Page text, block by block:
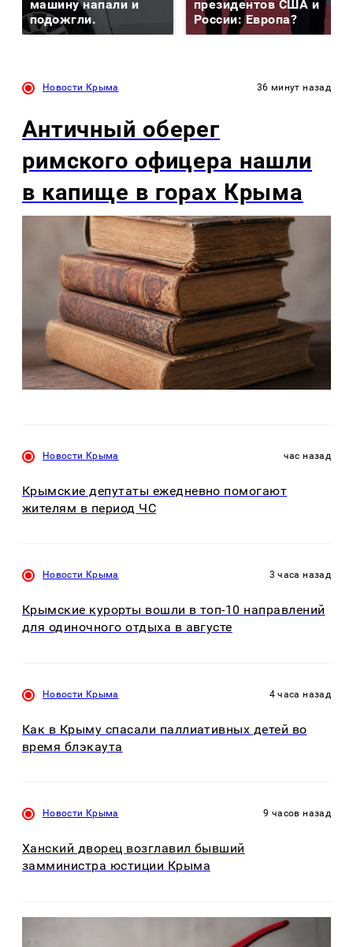
машину напали и
подожгли.
президентов США и
России: Европа?
Новости Крыма 36 минут назад
Античный оберег
римского офицера нашли
в капище в горах Крыма
Новости Крыма час назад
Крымские депутаты ежедневно помогают
жителям в период ЧС
Новости Крыма 3 часа назад
Крымские курорты вошли в топ-10 направлений
для одиночного отдыха в августе
Новости Крыма 4 часа назад
Как в Крыму спасали паллиативных детей во
время блэкаута
Новости Крыма 9 часов назад
Ханский дворец возглавил бывший
замминистра юстиции Крыма